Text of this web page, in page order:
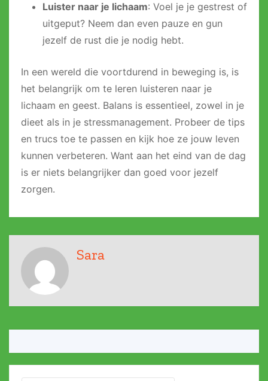
Luister naar je lichaam: Voel je je gestrest of
uitgeput? Neem dan even pauze en gun
jezelf de rust die je nodig hebt.
In een wereld die voortdurend in beweging is, is
het belangrijk om te leren luisteren naar je
lichaam en geest. Balans is essentieel, zowel in je
dieet als in je stressmanagement. Probeer de tips
en trucs toe te passen en kijk hoe ze jouw leven
kunnen verbeteren. Want aan het eind van de dag
is er niets belangrijker dan goed voor jezelf
zorgen.
Sara